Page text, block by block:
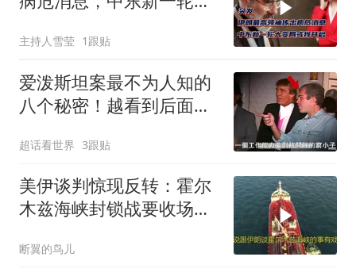
主持人雪莹 1跟贴
爱泼斯坦案最不为人知的
八个秘密！越看到后面越
超话看世界 3跟贴
美伊谈判惊现反转：霍尔
木兹海峡封锁战要收场，
断翼的鸟儿